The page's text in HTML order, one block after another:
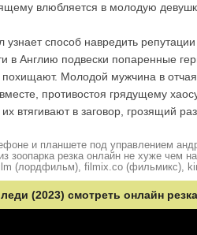
влюбляется в молодую
способ навредить
в Англию подвески попаренные
Молодой мужчина в
вместе, противостоя грядущему
втягивают в заговор, грозящий
и планшете под управлением
зоопарка резка онлайн не хуже чем
(лордфильм), filmix.co (фильмикс),
(2023) смотреть онлайн резка